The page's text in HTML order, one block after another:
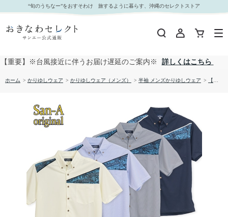
【送料無料】 紅型平行デザイン柄 かりゆしウェア P-AK23006｜おきなわセレクト サンエー公
式通販
“旬のうちなー”をおすそわけ 旅するように暮らす、沖縄のセレクトストア
【重要】※台風接近に伴うお届け遅延のご案内※ 詳しくはこちら
ホーム > かりゆしウェア > かりゆしウェア（メンズ） > 半袖 メンズかりゆしウェア > 【送料無料】 紅型平行デザイン柄 かりゆしウェア P-AK23006